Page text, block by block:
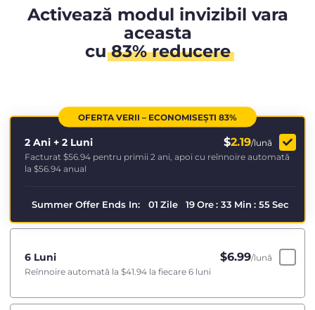
Activează modul invizibil vara
aceasta
cu83% reducere
OFERTA VERII – ECONOMISEȘTI 83%
2 Ani + 2 Luni $2.19/lună
Facturat $56.94 pentru primii 2 ani, apoi cu reînnoire automată
la $56.94 anual
Summer Offer Ends In: 01 Zile 19Ore: 33 Min : 55Sec
6 Luni $6.99/lună
Reînnoire automată la $41.94 la fiecare 6 luni